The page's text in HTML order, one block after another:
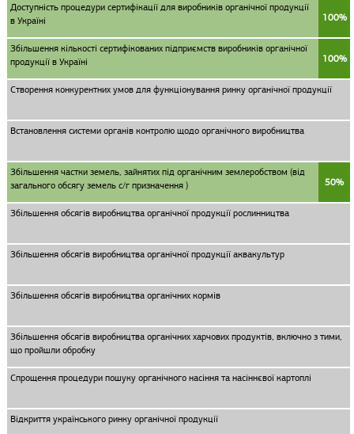
Доступність процедури сертифікації для виробників органічної продукції
в Україні
100%
Збільшення кількості сертифікованих підприємств виробників органічної
продукції в Україні
100%
Створення конкурентних умов для функціонування ринку органічної продукції
Встановлення системи органів контролю щодо органічного виробництва
Збільшення частки земель, зайнятих під органічним землеробством (від
загального обсягу земель с/г призначення )
50%
Збільшення обсягів виробництва органічної продукції рослинництва
Збільшення обсягів виробництва органічної продукції аквакультур
Збільшення обсягів виробництва органічних кормів
Збільшення обсягів виробництва органічних харчових продуктів, включно з тими,
що пройшли обробку
Спрощення процедури пошуку органічного насіння та насіннєвої картоплі
Відкриття українського ринку органічної продукції